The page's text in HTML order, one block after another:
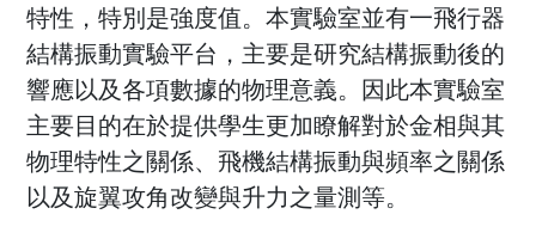
特性，特別是強度值。本實驗室並有一飛行器
結構振動實驗平台，主要是研究結構振動後的
響應以及各項數據的物理意義。因此本實驗室
主要目的在於提供學生更加瞭解對於金相與其
物理特性之關係、飛機結構振動與頻率之關係
以及旋翼攻角改變與升力之量測等。